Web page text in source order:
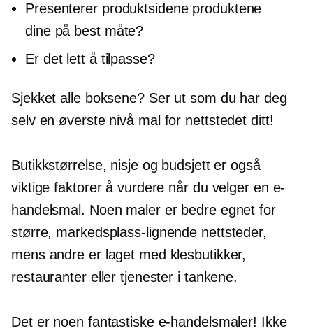
Presenterer produktsidene produktene
dine på best måte?
Er det lett å tilpasse?
Sjekket alle boksene? Ser ut som du har deg
selv en øverste nivå mal for nettstedet ditt!
Butikkstørrelse, nisje og budsjett er også
viktige faktorer å vurdere når du velger en e-
handelsmal. Noen maler er bedre egnet for
større, markedsplass-lignende nettsteder,
mens andre er laget med klesbutikker,
restauranter eller tjenester i tankene.
Det er noen fantastiske e-handelsmaler! Ikke